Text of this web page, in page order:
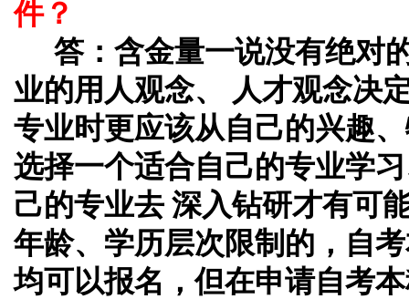
件？
答： 含金量一说没有绝对
业的用人观念、 人才观念决
专业时更应该从自己的兴趣
选择一个适合自己的专业学
己的专业去 深入钻研才有可
年龄、学历层次限制的，自
均可以报名，但在申请自考